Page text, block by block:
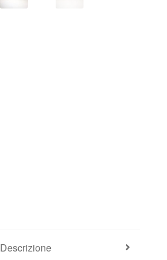
Descrizione